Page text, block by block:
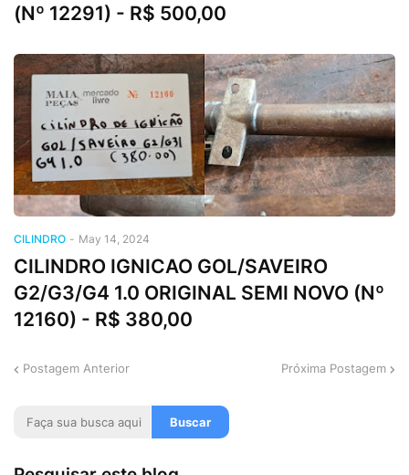
(Nº 12291) - R$ 500,00
CILINDRO - May 14, 2024
CILINDRO IGNICAO GOL/SAVEIRO
G2/G3/G4 1.0 ORIGINAL SEMI NOVO (Nº
12160) - R$ 380,00
Postagem Anterior Próxima Postagem